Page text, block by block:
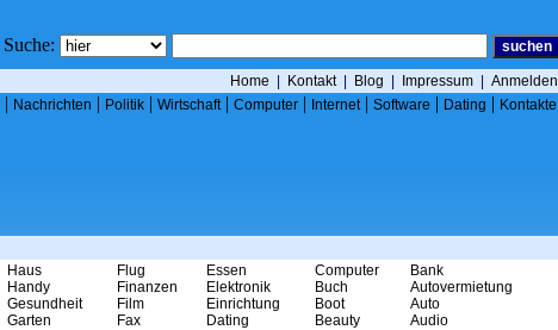
Suche:
Home Kontakt| Blog Impressum
Anmelden
| Nachrichten | Politik | Wirtschaft| Computer | Internet| Software | Dating | Kontakte
Haus
Handy
Gesundheit
Garten
Flug
Finanzen
Film
Fax
Essen
Elektronik
Einrichtung
Dating
Computer
Buch
Boot
Beauty
Bank
Autovermietung
Auto
Audio